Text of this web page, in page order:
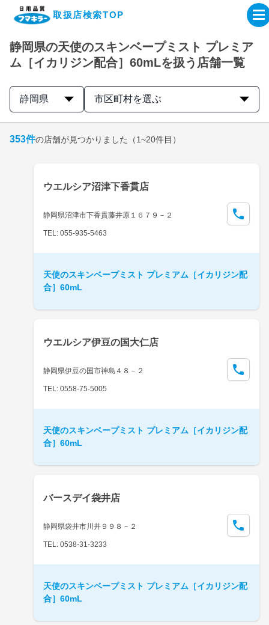
取扱店検索TOP
企業・IR情報サイト
製品情報サイト
取扱店検索はこちら
静岡県の天使のスキンベープミスト プレミア
ム［イカリジン配合］60mLを扱う店舗一覧
静岡県 市区町村を選ぶ
353件の店舗が見つかりました （1~20件目）
ウエルシア沼津下香貫店
静岡県沼津市下香貫藤井原１６７９－２
TEL: 055-935-5463
天使のスキンベープミスト プレミアム［イカリジン配
合］60mL
ウエルシア伊豆の国大仁店
静岡県伊豆の国市神島４８－２
TEL: 0558-75-5005
天使のスキンベープミスト プレミアム［イカリジン配
合］60mL
バースデイ袋井店
静岡県袋井市川井９９８－２
TEL: 0538-31-3233
天使のスキンベープミスト プレミアム［イカリジン配
合］60mL